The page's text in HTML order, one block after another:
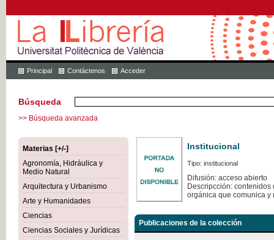
Principal Contáctenos Acceder
Búsqueda
>> Búsqueda avanzada
Materias [+/-]
Agronomía, Hidráulica y
Medio Natural
Arquitectura y Urbanismo
Arte y Humanidades
Ciencias
Ciencias Sociales y Jurídicas
Institucional
Tipo: institucional
Difusión: acceso abierto
Descripcción:
orgánica que comunica y
Publicaciones de la colección